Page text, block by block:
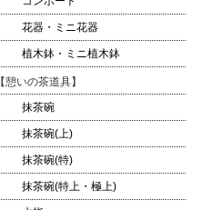
花器・ミニ花器
植木鉢・ミニ植木鉢
【憩いの茶道具】
抹茶碗
抹茶碗(上)
抹茶碗(特)
抹茶碗(特上・極上)